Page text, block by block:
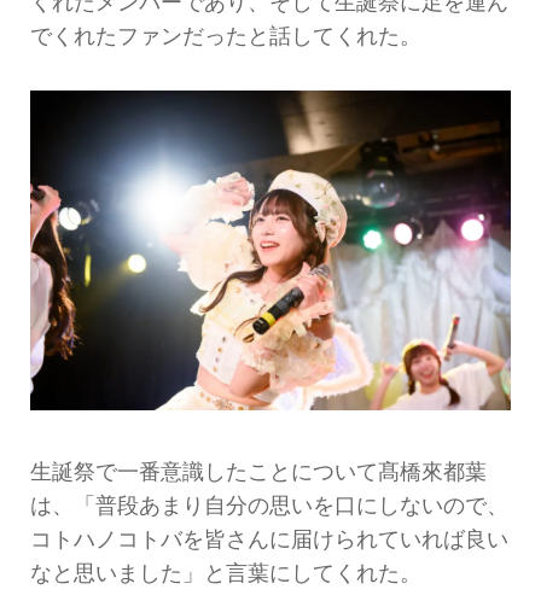
でくれたファンだったと話してくれた。
生誕祭で一番意識したことについて髙橋來都葉
は、「普段あまり自分の思いを口にしないので、
コトハノコトバを皆さんに届けられていれば良い
なと思いました」と言葉にしてくれた。